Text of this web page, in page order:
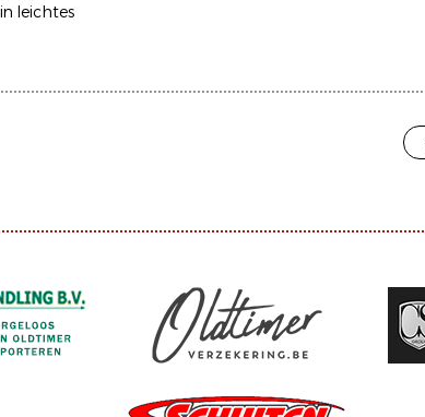
leichtes